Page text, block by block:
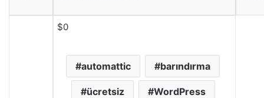
$0
automattic barındırma
ücretsiz WordPress